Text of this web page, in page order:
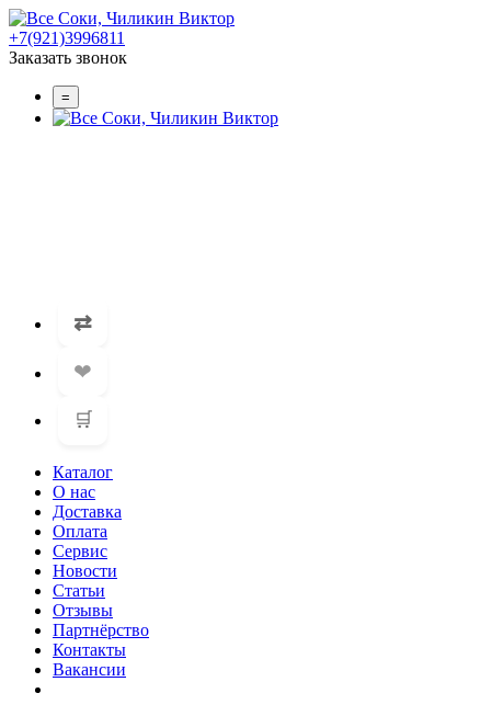
+7(921)3996811
Заказать звонок
=
⇄
❤
🛒
Каталог
О нас
Доставка
Оплата
Сервис
Новости
Статьи
Отзывы
Партнёрство
Контакты
Вакансии